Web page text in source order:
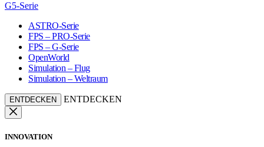
G5-Serie
ASTRO-Serie
FPS – PRO-Serie
FPS – G-Serie
OpenWorld
Simulation – Flug
Simulation – Weltraum
ENTDECKEN ENTDECKEN
INNOVATION